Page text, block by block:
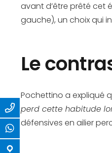
avant d’être prêté cet
gauche), un choix qui
Le
Pochettino a expliqué
perd cette habitude
défensives en ailier